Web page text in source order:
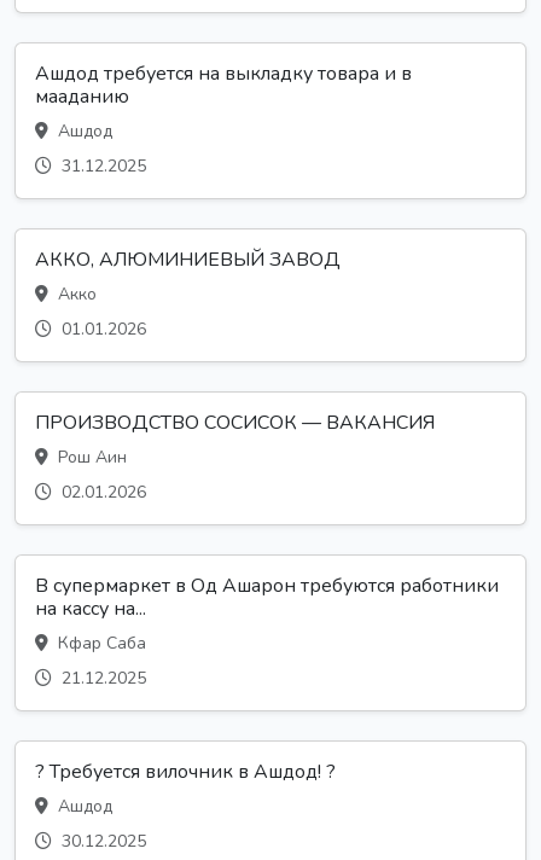
Ашдод требуется на выкладку товара и в
мааданию
Ашдод
31.12.2025
АККО, АЛЮМИНИЕВЫЙ ЗАВОД
Акко
01.01.2026
ПРОИЗВОДСТВО СОСИСОК — ВАКАНСИЯ
Рош Аин
02.01.2026
В супермаркет в Од Ашарон требуются работники
на кассу на...
Кфар Саба
21.12.2025
? Требуется вилочник в Ашдод! ?
Ашдод
30.12.2025